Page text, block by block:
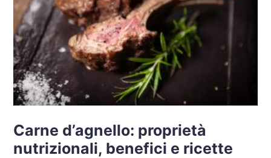
Carne d’agnello: proprietà
nutrizionali, benefici e ricette